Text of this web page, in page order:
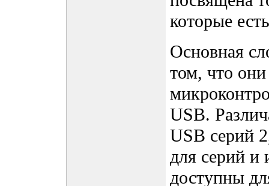
которые
Основная
том, что
USB.
USB серий
для серий и
доступны